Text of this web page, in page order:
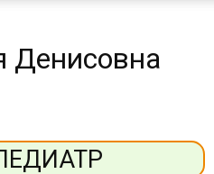
«СеРДЦе»
Денисовна